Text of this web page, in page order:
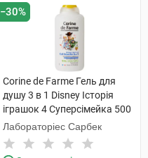
−30%
Corine de Farme Гель для
душу 3 в 1 Disney Історія
іграшок 4 Суперсімейка 500
мл 1 флакон
Лабораторіес Сарбек